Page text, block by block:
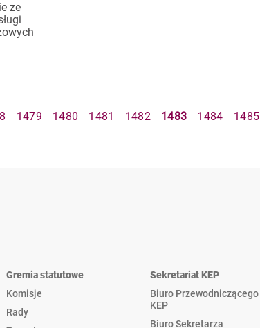
ze
1479 1480 1481 1482 1483 1484 1485
Gremia statutowe
Komisje
Rady
Sekretariat KEP
Biuro Przewodniczącego
KEP
Biuro Sekretarza